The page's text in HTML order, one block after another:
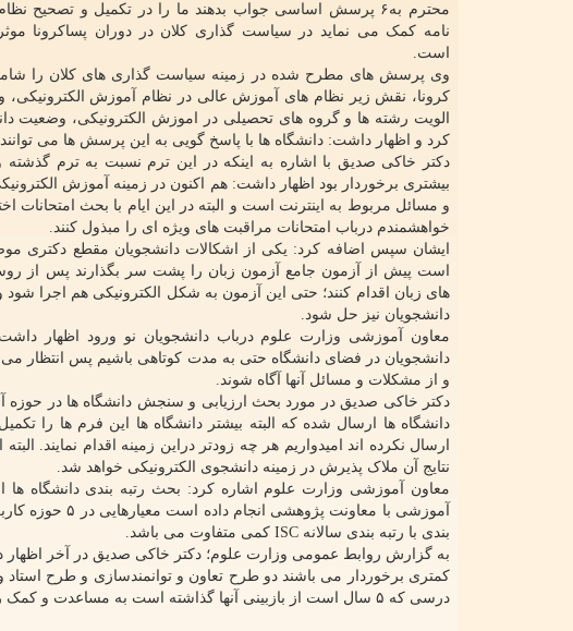
محترم به۶ پرسش اساسی جواب بدهند ما را در تکمیل و تصحیح
نامه کمک می نماید در سیاست گذاری کلان در دوران پساکرونا موثر
است.
وی پرسش های مطرح شده در زمینه سیاست گذاری های کلان را
کرونا، نقش زیر نظام های آموزش عالی در نظام آموزش
الویت رشته ها و گروه های تحصیلی در اموزش الکترونیکی، وضعیت
کرد و اظهار داشت: دانشگاه ها با پاسخ گویی به این پرسش ها می
دکتر خاکی صدیق با اشاره به اینکه در این ترم نسبت به ترم
بیشتری برخوردار بود اظهار داشت: هم اکنون در زمینه آموزش
و مسائل مربوط به اینترنت است و البته در این ایام با بحث امتحانات
خواهشمندم درباب امتحانات مراقبت های ویژه ای را مبذول کنند.
ایشان سپس اضافه کرد: یکی از اشکالات دانشجویان مقطع دکتری
است پیش از آزمون جامع آزمون زبان را پشت سر بگذارند پس از
های زبان اقدام کنند؛ حتی این آزمون به شکل الکترونیکی هم اجرا
دانشجویان نیز حل شود.
معاون آموزشی وزارت علوم درباب دانشجویان نو ورود اظهار
دانشجویان در فضای دانشگاه حتی به مدت کوتاهی باشیم پس انتظار می
و از مشکلات و مسائل آنها آگاه شوند.
دکتر خاکی صدیق در مورد بحث ارزیابی و سنجش دانشگاه ها در
دانشگاه ها ارسال شده که البته بیشتر دانشگاه ها این فرم ها را
ارسال نکرده اند امیدواریم هر چه زودتر دراین زمینه اقدام نمایند.
نتایج آن ملاک پذیرش در زمینه دانشجوی الکترونیکی خواهد شد.
معاون آموزشی وزارت علوم اشاره کرد: بحث رتبه بندی
بندی با رتبه بندی سالانه ISC کمی متفاوت می باشد.
به گزارش روابط عمومی وزارت علوم؛ دکتر خاکی صدیق در آخر
درسی که ۵ سال است از بازبینی آنها گذاشته است به مساعدت و کمک روسای دانشگاه ها نیاز داریم.